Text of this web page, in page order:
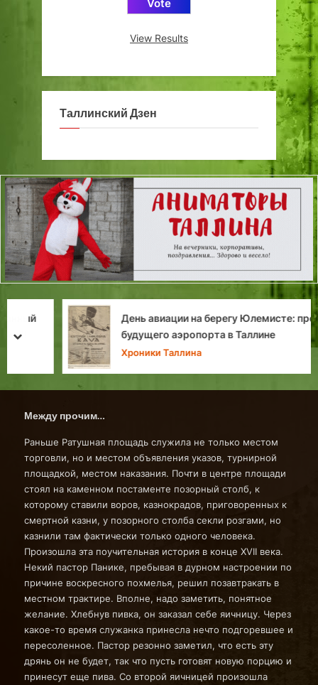
View Results
Таллинский Дзен
День авиации на берегу Юлемисте: премьера
будущего аэропорта в Таллине
Хроники Таллина
prev
next
Между прочим…
Раньше Ратушная площадь служила не только местом
торговли, но и местом объявления указов, турнирной
площадкой, местом наказания. Почти в центре площади
стоял на каменном постаменте позорный столб, к
которому ставили воров, казнокрадов, приговоренных к
смертной казни, у позорного столба секли розгами, но
казнили там фактически только одного человека.
Произошла эта поучительная история в конце XVII века.
Некий пастор Панике, пребывая в дурном настроении по
причине воскресного похмелья, решил позавтракать в
местном трактире. Вполне, надо заметить, понятное
желание. Хлебнув пивка, он заказал себе яичницу. Через
какое-то время служанка принесла нечто подгоревшее и
пересоленное. Пастор резонно заметил, что есть эту
дрянь он не будет, так что пусть готовят новую порцию и
принесут еще пива. Со второй яичницей произошла